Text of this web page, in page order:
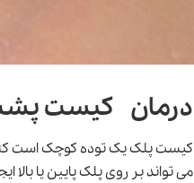
درمان کیست
کیست پلک یک توده کوچک است
می تواند بر روی پلک پایین یا